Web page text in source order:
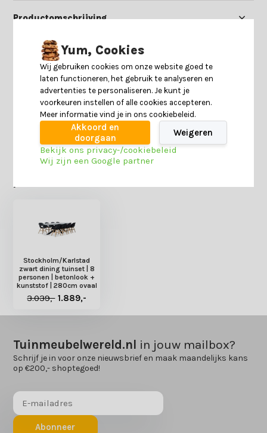
Productomschrijving
Specificaties
Reviews
Stockholm/Karlstad
zwart dining tuinset | 8
personen | betonlook +
kunststof | 280cm ovaal
3.039,- 1.889,-
Tuinmeubelwereld.nl in jouw mailbox?
Schrijf je in voor onze nieuwsbrief en maak maandelijks kans
op €200,- shoptegoed!
Abonneer
Yum, Cookies
Wij gebruiken cookies om onze website goed te
laten functioneren, het gebruik te analyseren en
advertenties te personaliseren. Je kunt je
voorkeuren instellen of alle cookies accepteren.
Meer informatie vind je in ons cookiebeleid.
Akkoord en
doorgaan
Weigeren
Bekijk ons privacy-/cookiebeleid
Wij zijn een Google partner